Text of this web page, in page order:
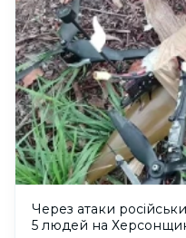
Через атаки
5 людей на